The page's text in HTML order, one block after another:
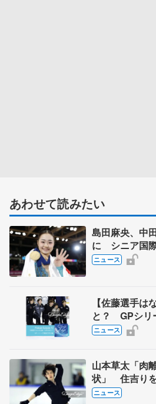
あわせて読みたい
島田麻央、中
に シニア国
ニュース
【佐藤選手は
と？ GPシ
ポッドキャス
ニュース
山本草太「肉
状」 住吉り
整 全日本シニ
ニュース